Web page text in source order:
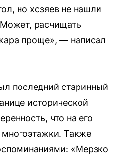
но хозяев не нашли
расчищать
проще», — написал
последний старинный
исторической
что на его
многоэтажки. Также
«Мерзко